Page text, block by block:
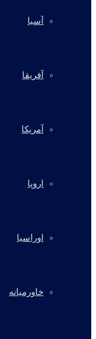
آسیا
آفریقا
آمریکا
اروپا
اوراسیا
خاورمیانه